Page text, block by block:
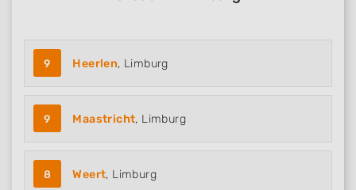
9 Heerlen, Limburg
9 Maastricht, Limburg
8 Weert, Limburg